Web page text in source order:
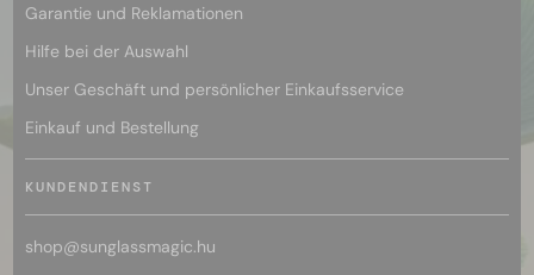
Garantie und Reklamationen
Hilfe bei der Auswahl
Unser Geschäft und persönlicher Einkaufsservice
Einkauf und Bestellung
KUNDENDIENST
shop@sunglassmagic.hu